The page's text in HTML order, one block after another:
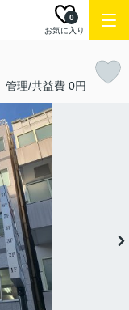
お気に入り
0
管理/共益費 0円